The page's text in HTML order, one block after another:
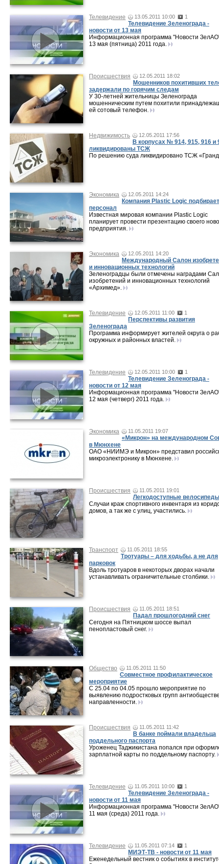
Телевидение 13.05.2011 10:00 1
Телевидение Зеленограда -
новости от 13 мая
Информационная программа "Новости
13 мая (пятница) 2011 года.
Происшествия 12.05.2011 18:02
Мошенников похитивших
задержали по горячим следам
У 30-летней жительницы Зеленограда
мошенническим путем похитили
ей сотовый телефон.
Недвижимость 12.05.2011 17:56
В корпусах № 914, 915, 916 и
ликвидированы ТСЖ
По решению суда ликвидировано ТСЖ
Экономика 12.05.2011 14:24
Компания Plastic Logic подбирает
персонал
Известная мировая компании Plastic Logic
планирует провести презентацию своего
предприятия.
Экономика 12.05.2011 14:20
Международный Салон
и инновационных технологий
Зеленоградцы были отмечены наградами
изобретений и инновационных технологий
«Архимед».
Телевидение 12.05.2011 11:00 1
Перспективы развития
Зеленограда
Программа информирует жителей округа о
окружных и районных властей.
Телевидение 12.05.2011 10:00 1
Телевидение Зеленограда -
новости от 12 мая
Информационная программа "Новости
12 мая (четверг) 2011 года.
Экономика 11.05.2011 19:07
«Микрон» на международном
в Мюнхене
ОАО «НИИМЭ и Микрон» представил
микроэлектронику в Мюнхене.
Происшествия 11.05.2011 19:01
Легкодоступные велосипеды
Случаи краж спортивного инвентаря из
домов, а так же с улиц, участились.
Транспорт 11.05.2011 18:55
Тротуары – для ходьбы, а не для
парковок
Вдоль тротуаров в некоторых дворах начали
устанавливать ограничительные столбики.
Происшествия 11.05.2011 18:51
Падал прошлогодний снег
Сегодня на Пятницком шоссе выпал
пенопластовый снег.
Общество 11.05.2011 11:50
Совместное профилактическое
мероприятие
С 25.04 по 04.05 прошло мероприятие по
выявлению подростковых групп
направленности.
Происшествия 11.05.2011 11:42
В банке поймали владельца
поддельного паспорта
Уроженец Таджикистана попался при
зарплатной карты по поддельному паспорту.
Телевидение 11.05.2011 10:00 1
Телевидение Зеленограда -
новости от 11 мая
Информационная программа "Новости
11 мая (среда) 2011 года.
Телевидение 11.05.2011 07:14 1
МИЭТ-ТВ - новости от 11 мая
Еженедельный вестник о событиях в